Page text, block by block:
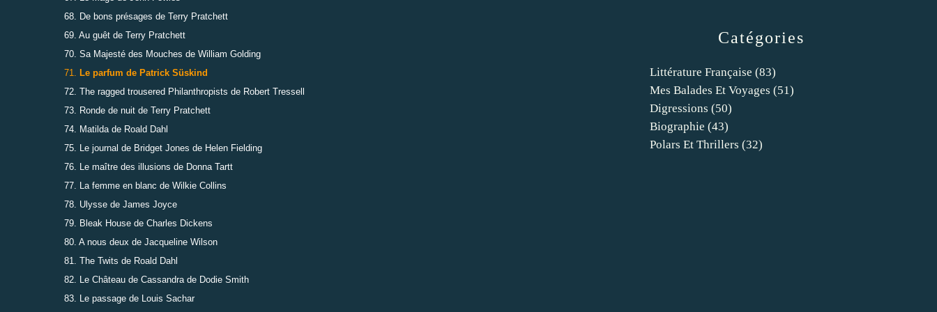
68. De bons présages de Terry Pratchett
69. Au guêt de Terry Pratchett
70. Sa Majesté des Mouches de William Golding
71.
Le parfum de Patrick Süskind
72. The ragged trousered Philanthropists de Robert Tressell
73. Ronde de nuit de Terry Pratchett
74. Matilda de Roald Dahl
75. Le journal de Bridget Jones de Helen Fielding
76. Le maître des illusions de Donna Tartt
77. La femme en blanc de Wilkie Collins
78. Ulysse de James Joyce
79. Bleak House de Charles Dickens
80. A nous deux de Jacqueline Wilson
81. The Twits de Roald Dahl
82. Le Château de Cassandra de Dodie Smith
83. Le passage de Louis Sachar
Catégories
Littérature Française (83)
Mes Balades Et Voyages (51)
Digressions (50)
Biographie (43)
Polars Et Thrillers (32)